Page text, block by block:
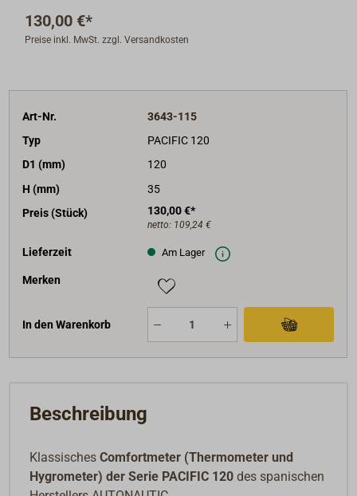
130,00 €*
Preise inkl. MwSt. zzgl. Versandkosten
Art-Nr.
3643-115
Typ
PACIFIC 120
D1 (mm)
120
H (mm)
35
Preis (Stück)
130,00 €*
netto: 109,24 €
Lieferzeit Am Lager
Merken
In den Warenkorb
Beschreibung
KlassischesComfortmeter (Thermometer und
Hygrometer) der Serie PACIFIC 120des spanischen